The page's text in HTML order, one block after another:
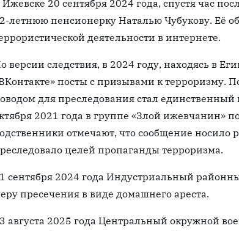
20 сентября 2024 года, спустя час
летнюю пенсионерку Наталью Чубукову. Её
деятельности в интернете.
версии следствия, в 2024 году, находясь в
посты с призывами к терроризму.
для преследования стал
2021 года в группе «Злой ижевчанин»
отмечают, что сообщение носило
целей пропаганды терроризма.
сентября 2024 года Индустриальный
пресечения в виде домашнего ареста.
августа 2025 года Центральный окружной